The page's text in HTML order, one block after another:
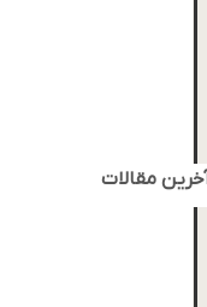
مقالات